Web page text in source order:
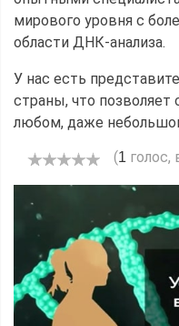
мирового уровня с
области ДНК-анализа.
У нас есть
страны, что позволяет
любом, даже
(1 голос,